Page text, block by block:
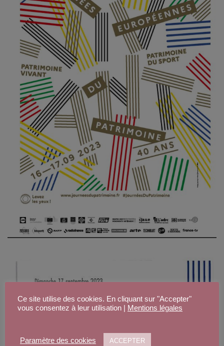
Ce site utilise des cookies. En cliquant sur "Accepter"
vous consentez à leur utilisation |
Mentions légales
Paramètre des cookies ACCEPTER